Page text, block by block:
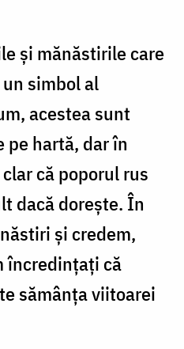
și mănăstirile care
simbol al
acestea sunt
hartă, dar în
că poporul rus
dacă doreşte. În
și credem,
încredinţaţi că
sămânța viitoarei